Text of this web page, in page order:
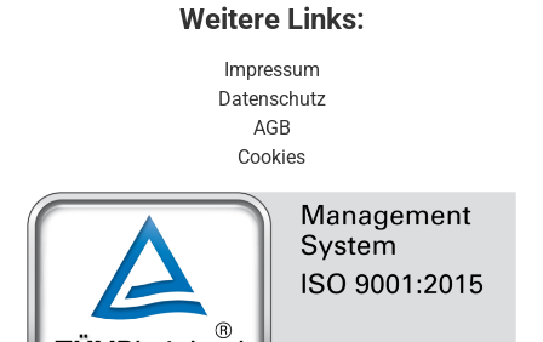
Weitere Links:
Impressum
Datenschutz
AGB
Cookies